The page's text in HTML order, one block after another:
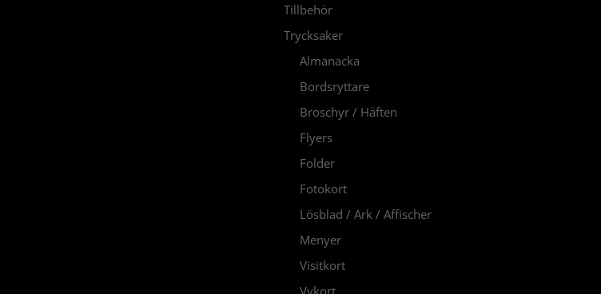
Tillbehör
Trycksaker
Almanacka
Bordsryttare
Broschyr / Häften
Flyers
Folder
Fotokort
Lösblad / Ark / Affischer
Menyer
Visitkort
Vykort